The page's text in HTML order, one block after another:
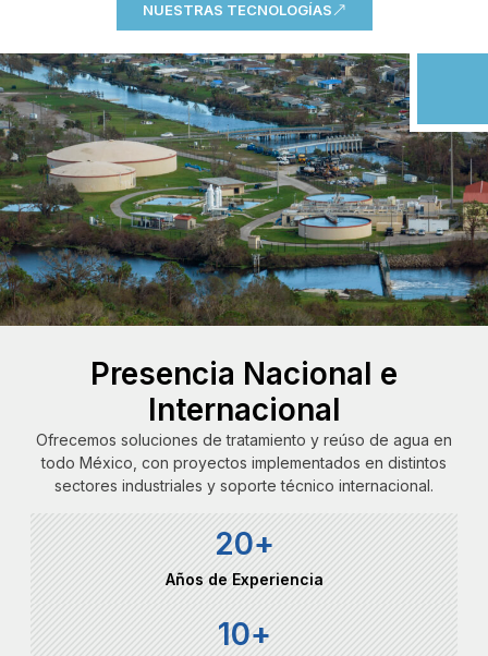
NUESTRAS TECNOLOGÍAS
Presencia Nacional e
Internacional
Ofrecemos soluciones de tratamiento y reúso de agua en
todo México, con proyectos implementados en distintos
sectores industriales y soporte técnico internacional.
20+
Años de Experiencia
10+